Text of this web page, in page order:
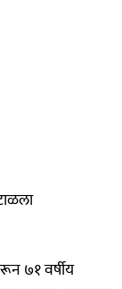
७१ वर्षीय